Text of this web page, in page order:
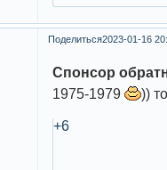
Поделиться2023-01-16
Спонсор
1975-1979
))
+6